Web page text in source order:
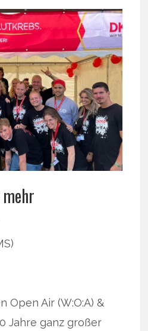
Open Air (W:O:A) &
Jahre ganz großer